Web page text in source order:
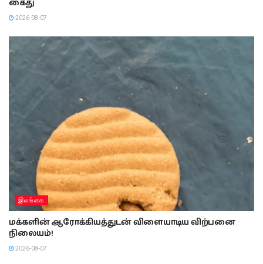
கைது
2026-08-07
இலங்கை
மக்களின் ஆரோக்கியத்துடன் விளையாடிய விற்பனை
நிலையம்!
2026-08-07